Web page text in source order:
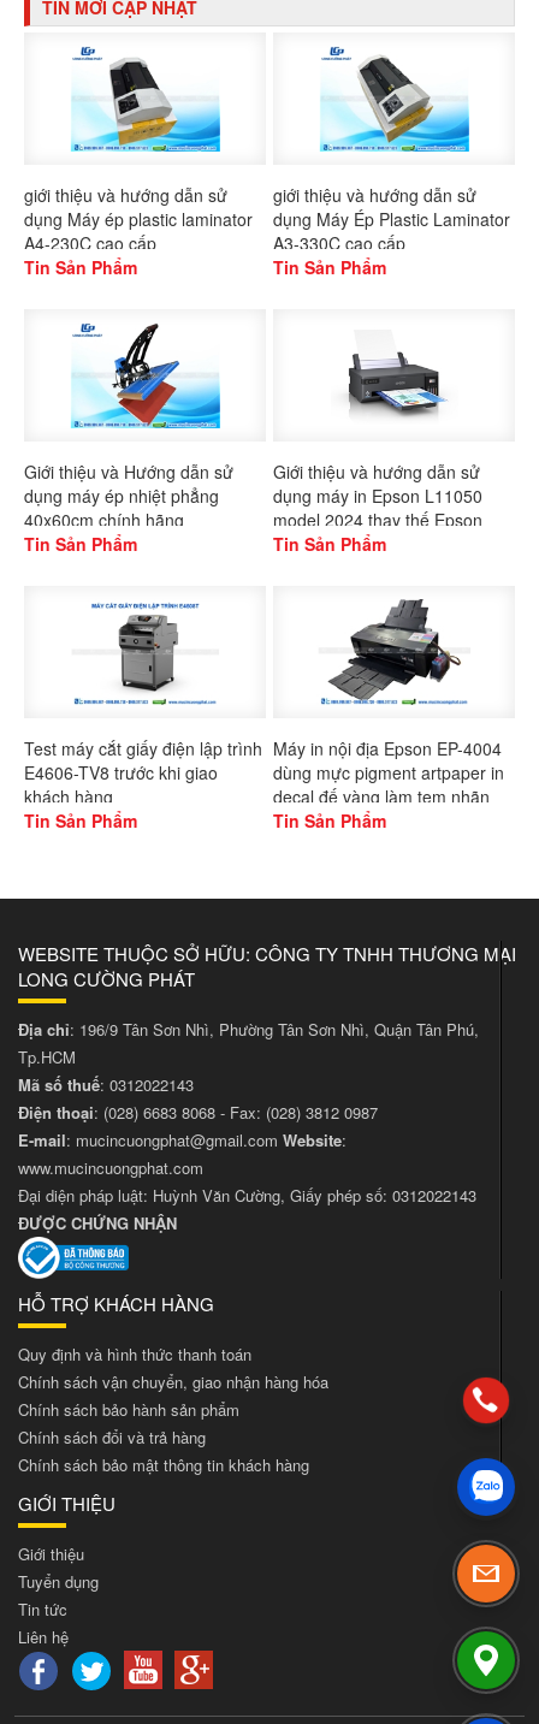
TIN MỚI CẬP NHẬT
giới thiệu và hướng dẫn sử
dụng Máy ép plastic laminator
A4-230C cao cấp
Tin Sản Phẩm
giới thiệu và hướng dẫn sử
dụng Máy Ép Plastic Laminator
A3-330C cao cấp
Tin Sản Phẩm
Giới thiệu và Hướng dẫn sử
dụng máy ép nhiệt phẳng
40x60cm chính hãng
Gaoshang
Tin Sản Phẩm
Giới thiệu và hướng dẫn sử
dụng máy in Epson L11050
model 2024 thay thế Epson
L1300
Tin Sản Phẩm
Test máy cắt giấy điện lập trình
E4606-TV8 trước khi giao
khách hàng
Tin Sản Phẩm
Máy in nội địa Epson EP-4004
dùng mực pigment artpaper in
decal đế vàng làm tem nhãn
Tin Sản Phẩm
WEBSITE THUỘC SỞ HỮU: CÔNG TY TNHH THƯƠNG MẠI
LONG CƯỜNG PHÁT
Địa chỉ: 196/9 Tân Sơn Nhì, Phường Tân Sơn Nhì, Quận Tân Phú,
Tp.HCM
Mã số thuế: 0312022143
Điện thoại: (028) 6683 8068 - Fax: (028) 3812 0987
E-mail: mucincuongphat@gmail.com Website:
www.mucincuongphat.com
Đại diện pháp luật: Huỳnh Văn Cường, Giấy phép số: 0312022143
ĐƯỢC CHỨNG NHẬN
HỖ TRỢ KHÁCH HÀNG
Quy định và hình thức thanh toán
Chính sách vận chuyển, giao nhận hàng hóa
Chính sách bảo hành sản phẩm
Chính sách đổi và trả hàng
Chính sách bảo mật thông tin khách hàng
GIỚI THIỆU
Giới thiệu
Tuyển dụng
Tin tức
Liên hệ